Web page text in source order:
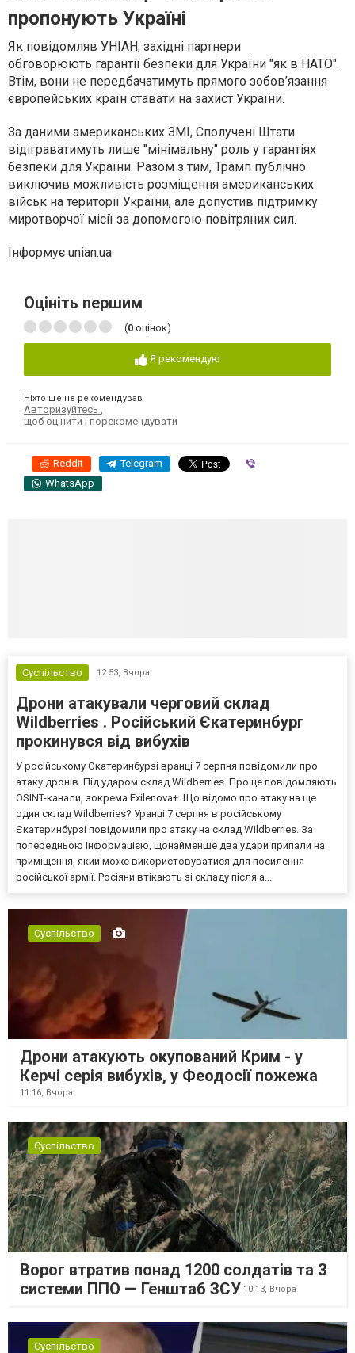
пропонують Україні
Як повідомляв УНІАН, західні партнери
обговорюють гарантії безпеки для України "як в НАТО".
Втім, вони не передбачатимуть прямого зобов’язання
європейських країн ставати на захист України.
За даними американських ЗМІ, Сполучені Штати
відіграватимуть лише "мінімальну" роль у гарантіях
безпеки для України. Разом з тим, Трамп публічно
виключив можливість розміщення американських
військ на території України, але допустив підтримку
миротворчої місії за допомогою повітряних сил.
Інформує unian.ua
Оцініть першим
(0 оцінок)
Я рекомендую
Ніхто ще не рекомендував
Авторизуйтесь
щоб оцінити і порекомендувати
Reddit Telegram
WhatsApp
Суспільство 12:53, Вчора
Дрони атакували черговий склад
Wildberries . Російський Єкатеринбург
прокинувся від вибухів
У російському Єкатеринбурзі вранці 7 серпня повідомили про
атаку дронів. Під ударом склад Wildberries. Про це повідомляють
OSINT-канали, зокрема Exilenova+. Що відомо про атаку на ще
один склад Wildberries? Уранці 7 серпня в російському
Єкатеринбурзі повідомили про атаку на склад Wildberries. За
попередньою інформацією, щонайменше два удари припали на
приміщення, який може використовуватися для посилення
російської армії. Росіяни втікають зі складу після а...
Суспільство
Дрони атакують окупований Крим - у
Керчі серія вибухів, у Феодосії пожежа
11:16, Вчора
Суспільство
Ворог втратив понад 1200 солдатів та 3
системи ППО — Генштаб ЗСУ 10:13, Вчора
Суспільство